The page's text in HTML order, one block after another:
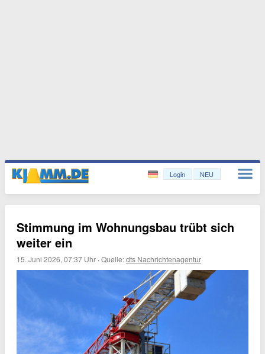
Login NEU
Stimmung im Wohnungsbau trübt sich
weiter ein
15. Juni 2026, 07:37 Uhr ·Quelle:dts Nachrichtenagentur